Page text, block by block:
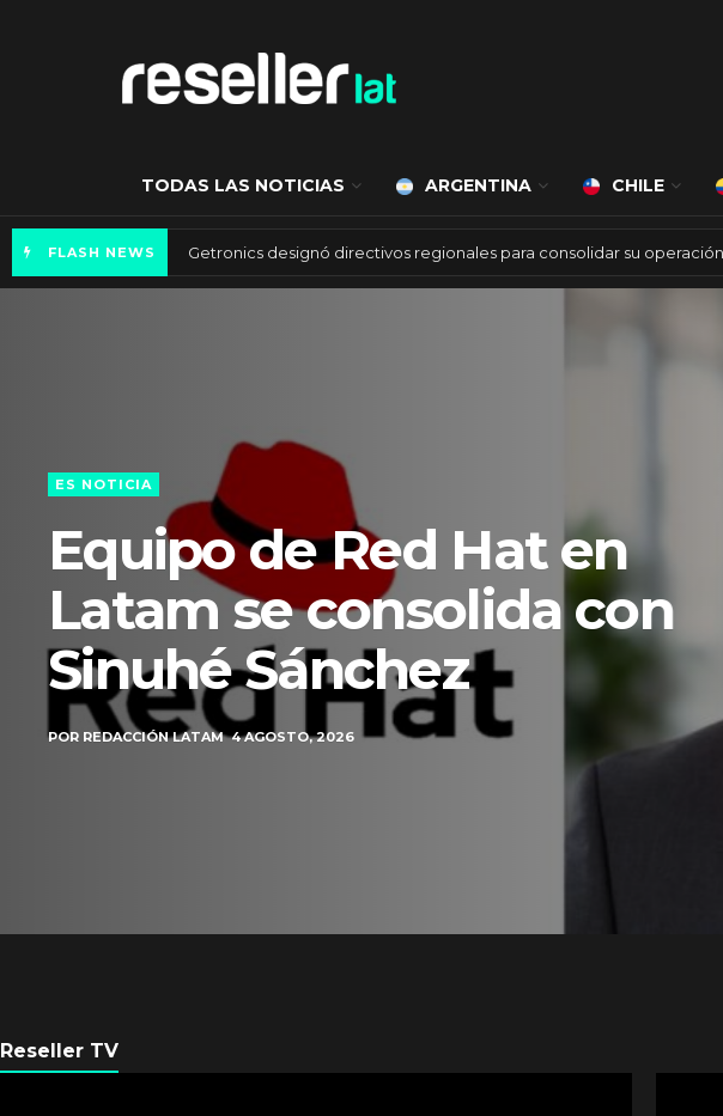
TODAS LAS NOTICIAS ARGENTINA CHILE
FLASH NEWS Mercado de IA agéntica tiene un valor de 450 mil millones de dólares
ES NOTICIA
Axis Communications y
Guatemala crean una
ciudad inteligente
POR REDACCIÓN LATAM 3 AGOSTO, 2026
Reseller TV